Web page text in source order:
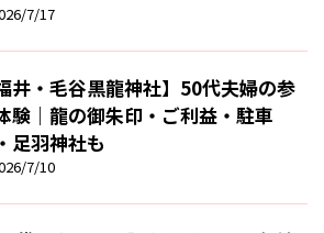
7/17
福井・毛谷黒龍神社】50代夫婦の参
験｜龍の御朱印・ご利益・駐車
足羽神社も
7/10